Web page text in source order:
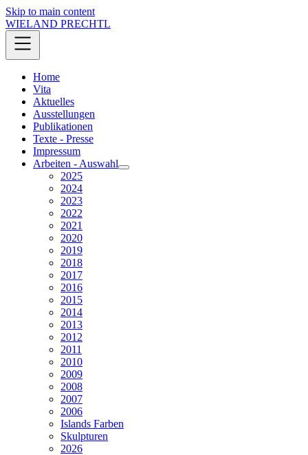
Skip to main content
WIELAND PRECHTL
Home
Vita
Aktuelles
Ausstellungen
Publikationen
Texte - Presse
Impressum
Arbeiten - Auswahl
2025
2024
2023
2022
2021
2020
2019
2018
2017
2016
2015
2014
2013
2012
2011
2010
2009
2008
2007
2006
Islands Farben
Skulpturen
2026